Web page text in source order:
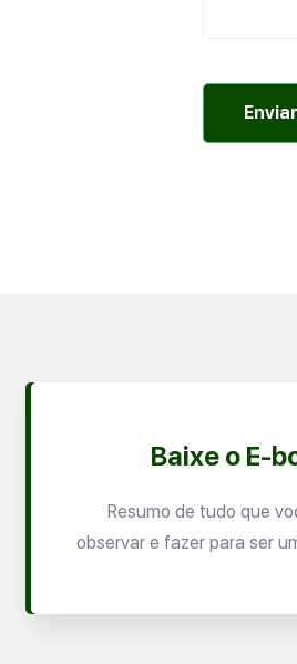
Baixe o E-
Resumo de tudo que
observar e fazer para ser